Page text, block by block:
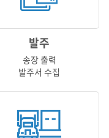
발주
송장 출력
발주서 수집